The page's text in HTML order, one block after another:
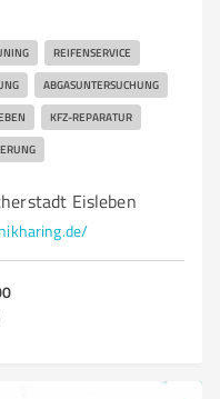
REIFENSERVICE
ABGASUNTERSUCHUNG
KFZ-REPARATUR
Eisleben